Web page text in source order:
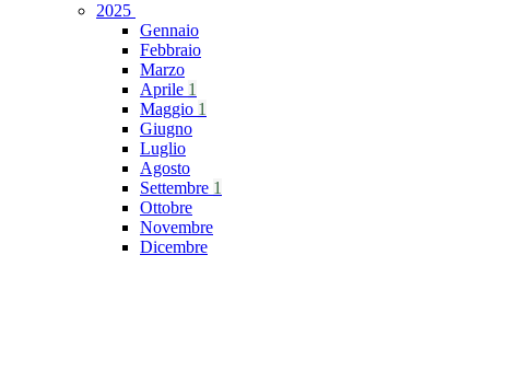
2025
Gennaio
Febbraio
Marzo
Aprile 1
Maggio 1
Giugno
Luglio
Agosto
Settembre 1
Ottobre
Novembre
Dicembre